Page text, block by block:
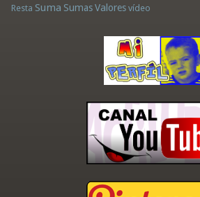
Resta Suma Sumas Valores vídeo